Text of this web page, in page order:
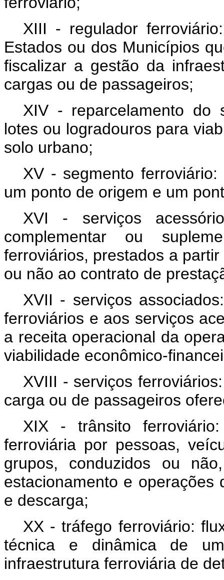
XIII - regulador
Estados ou dos Municípios
fiscalizar a gestão da
cargas ou de passageiros;
XIV - reparcelamento do
lotes ou logradouros para
solo urbano;
XV - segmento
um ponto de origem e um
XVI - serviços
complementar ou
ferroviários, prestados a
ou não ao contrato de
XVII - serviços
ferroviários e aos serviços
a receita operacional da
viabilidade econômico-
XVIII - serviços
carga ou de passageiros
XIX - trânsito
ferroviária por pessoas,
grupos, conduzidos ou
estacionamento e operações
e descarga;
XX - tráfego ferroviário:
técnica e dinâmica de
infraestrutura ferroviária de